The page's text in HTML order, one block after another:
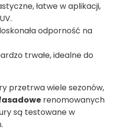
łatwe w aplikacji,
odporność na
trwałe, idealne do
przetrwa wiele sezonów,
renomowanych
są testowane w